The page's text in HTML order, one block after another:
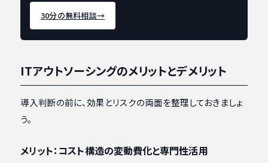
30分の無料相談→
ITアウトソーシングのメリットとデメリット
導入判断の前に、効果とリスクの両面を整理しておきましょ
う。
メリット：コスト構造の変動費化と専門性活用